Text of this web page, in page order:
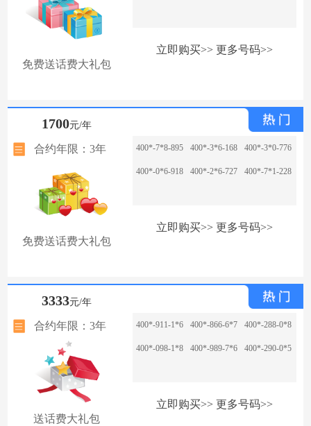
免费送话费大礼包
立即购买>> 更多号码>>
1700元/年
合约年限：3年
免费送话费大礼包
400*-7*8-895 400*-3*6-168 400*-3*0-776
400*-0*6-918 400*-2*6-727 400*-7*1-228
立即购买>> 更多号码>>
3333元/年
合约年限：3年
送话费大礼包
400*-911-1*6 400*-866-6*7 400*-288-0*8
400*-098-1*8 400*-989-7*6 400*-290-0*5
立即购买>> 更多号码>>